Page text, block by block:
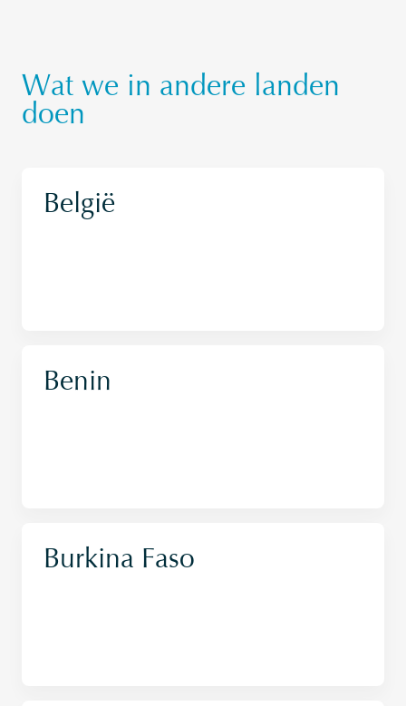
Wat we in andere landen
doen
België
Benin
Burkina Faso